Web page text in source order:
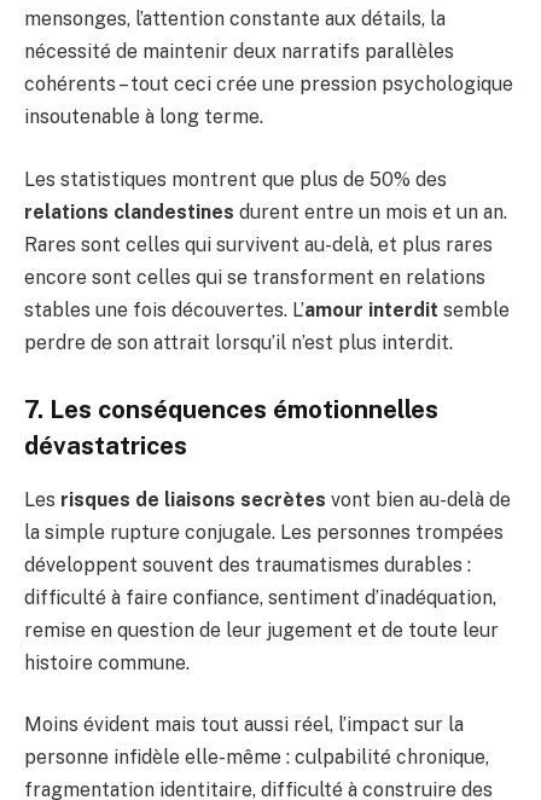
mensonges, l’attention constante aux détails, la
nécessité de maintenir deux narratifs parallèles
cohérents – tout ceci crée une pression psychologique
insoutenable à long terme.
Les statistiques montrent que plus de 50% des
relations clandestines durent entre un mois et un an.
Rares sont celles qui survivent au-delà, et plus rares
encore sont celles qui se transforment en relations
stables une fois découvertes. L’amour interdit semble
perdre de son attrait lorsqu’il n’est plus interdit.
7. Les conséquences émotionnelles
dévastatrices
Les risques de liaisons secrètes vont bien au-delà de
la simple rupture conjugale. Les personnes trompées
développent souvent des traumatismes durables :
difficulté à faire confiance, sentiment d’inadéquation,
remise en question de leur jugement et de toute leur
histoire commune.
Moins évident mais tout aussi réel, l’impact sur la
personne infidèle elle-même : culpabilité chronique,
fragmentation identitaire, difficulté à construire des